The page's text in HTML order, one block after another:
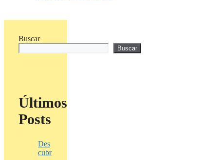
Buscar
Buscar
Últimos
Posts
Des
cubr